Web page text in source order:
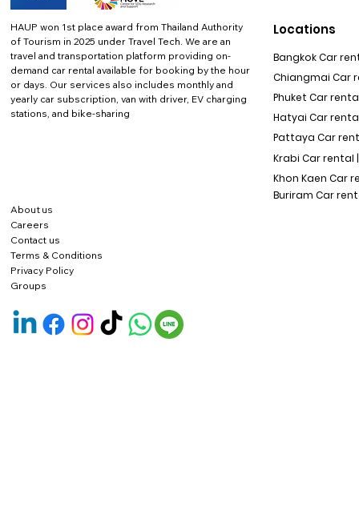
HAUP won 1st place award from Thailand Authority
of Tourism in 2025 under Travel Tech. We are an
travel and transportation platform providing on-
demand car rental available for booking by the hour
or days. Our services also includes monthly and
yearly car subscription, van with driver, EV charging
stations, and bike-sharing
About us
Careers
Contact us
Terms & Conditions
Privacy Policy
Locations
Bangkok Car
Chiangmai Car
Phuket Car rental
Hatyai Car
Pattaya Car
Krabi Car rental |
Khon Kaen Car
Buriram Car
Groups